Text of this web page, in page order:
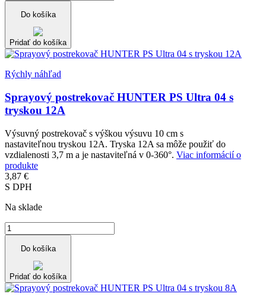
Do košíka
Pridať do košíka
Rýchly náhľad
Sprayový postrekovač HUNTER PS Ultra 04 s
tryskou 12A
Výsuvný postrekovač s výškou výsuvu 10 cm s
nastaviteľnou tryskou 12A. Tryska 12A sa môže použiť do
vzdialenosti 3,7 m a je nastaviteľná v 0-360°. Viac informácií o
produkte
3,87 €
S DPH
Na sklade
Do košíka
Pridať do košíka